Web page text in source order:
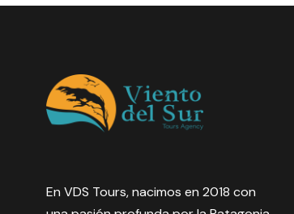
En VDS Tours, nacimos en 2018 con